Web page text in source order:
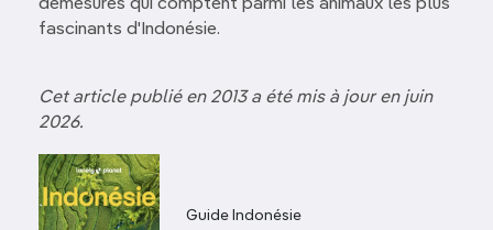
démesurés qui comptent parmi les animaux les plus
fascinants d'Indonésie.
Cet article publié en 2013 a été mis à jour en juin
2026.
Guide Indonésie